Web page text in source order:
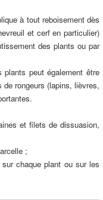
à tout reboisement dès
et cerf en particulier)
des plants ou par
peut également être
rongeurs (lapins, lièvres,
et filets de dissuasion,
;
chaque plant ou sur les